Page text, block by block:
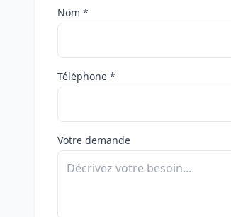
Nom *
Téléphone *
Votre demande